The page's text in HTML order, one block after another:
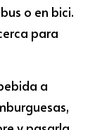
o en bici.
para
a